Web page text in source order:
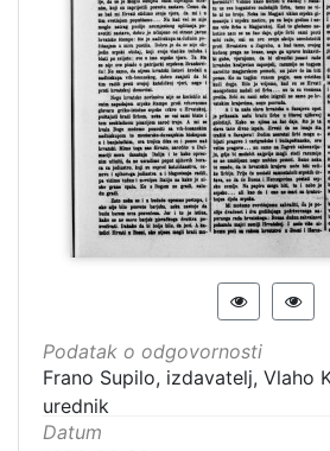
Podatak o odgovornosti
Frano Supilo, izdavatelj, Vlaho
urednik
Datum